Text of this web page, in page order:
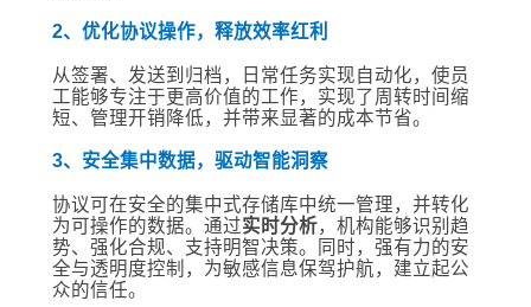
2、优化协议操作，释放效率红利
从签署、发送到归档，日常任务实现自动化，使员
工能够专注于更高价值的工作，实现了周转时间缩
短、管理开销降低，并带来显著的成本节省。
3、安全集中数据，驱动智能洞察
协议可在安全的集中式存储库中统一管理，并转化
为可操作的数据。通过实时分析，机构能够识别趋
势、强化合规、支持明智决策。同时，强有力的安
全与透明度控制，为敏感信息保驾护航，建立起公
众的信任。